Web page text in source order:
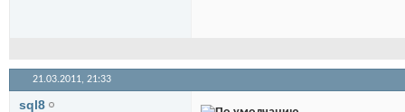
21.03.2011, 21:33
sql8